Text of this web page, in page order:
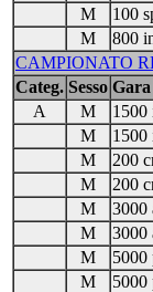
M
100
M
800
CAMPIONATO
Categ. Sesso Gara
A
M 1500
M
1500
M
200
M
200
M
3000
M
3000
M
5000
M
5000